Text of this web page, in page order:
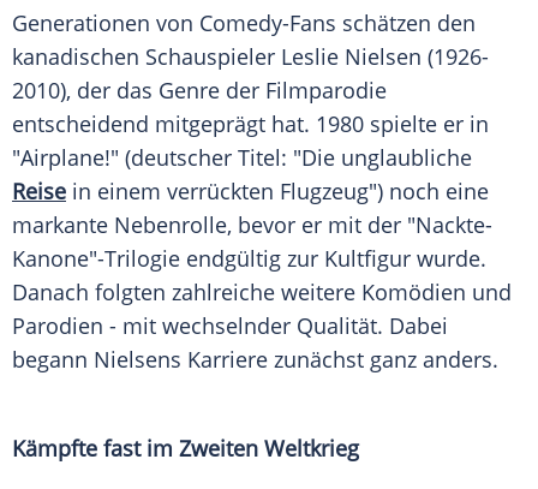
Generationen von Comedy-Fans schätzen den
kanadischen Schauspieler Leslie Nielsen (1926-
2010), der das Genre der Filmparodie
entscheidend mitgeprägt hat. 1980 spielte er in
"Airplane!" (deutscher Titel: "Die unglaubliche
Reise in einem verrückten Flugzeug") noch eine
markante Nebenrolle, bevor er mit der "Nackte-
Kanone"-Trilogie endgültig zur Kultfigur wurde.
Danach folgten zahlreiche weitere Komödien und
Parodien - mit wechselnder Qualität. Dabei
begann Nielsens Karriere zunächst ganz anders.
Kämpfte fast im Zweiten Weltkrieg